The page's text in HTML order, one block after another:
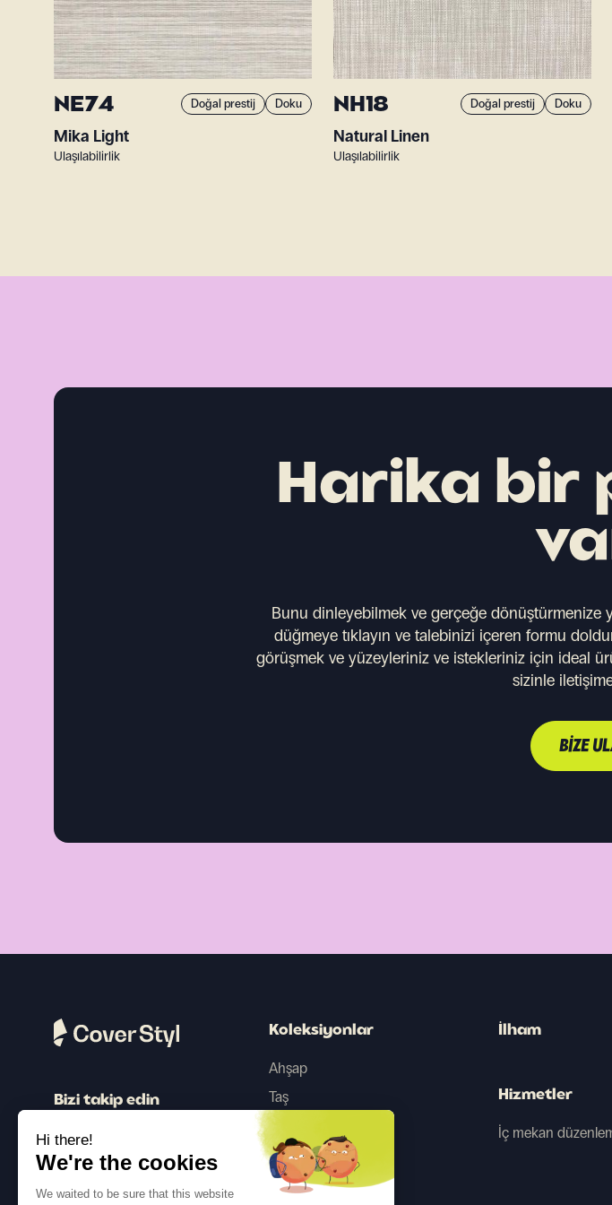
NE74 Doğal prestij Doku
Mika Light
Ulaşılabilirlik
NH18 Doğal prestij Doku
Natural Linen
Ulaşılabilirlik
Harika bir
Bunu dinleyebilmek ve gerçeğe dönüştürmenize
düğmeye tıklayın ve talebinizi içeren formu
görüşmek ve yüzeyleriniz ve istekleriniz için ideal
sizinle
BIZE
Bizi takip edin
Koleksiyonlar
Ahşap
Taş
Beton
Metalik
İlham
Hizmetler
İç mekan
Hi there!
We're the cookies
We waited to be sure that this website